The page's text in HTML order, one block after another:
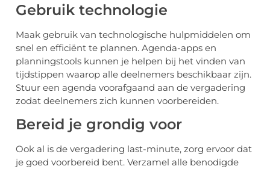
Gebruik technologie
Maak gebruik van technologische hulpmiddelen om
snel en efficiënt te plannen. Agenda-apps en
planningstools kunnen je helpen bij het vinden van
tijdstippen waarop alle deelnemers beschikbaar zijn.
Stuur een agenda voorafgaand aan de vergadering
zodat deelnemers zich kunnen voorbereiden.
Bereid je grondig voor
Ook al is de vergadering last-minute, zorg ervoor dat
je goed voorbereid bent. Verzamel alle benodigde